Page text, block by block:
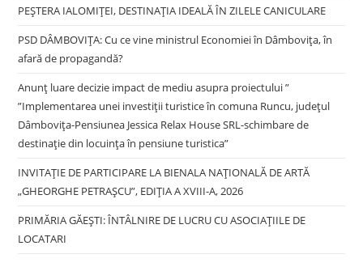
PEȘTERA IALOMIȚEI, DESTINAȚIA IDEALĂ ÎN ZILELE CANICULARE
PSD DÂMBOVIȚA: Cu ce vine ministrul Economiei în Dâmbovița, în
afară de propagandă?
Anunț luare decizie impact de mediu asupra proiectului ”
”Implementarea unei investiții turistice în comuna Runcu, județul
Dâmbovița-Pensiunea Jessica Relax House SRL-schimbare de
destinație din locuința în pensiune turistica”
INVITAȚIE DE PARTICIPARE LA BIENALA NAȚIONALĂ DE ARTĂ
„GHEORGHE PETRAȘCU”, EDIŢIA A XVIII-A, 2026
PRIMĂRIA GĂEȘTI: ÎNTÂLNIRE DE LUCRU CU ASOCIAȚIILE DE
LOCATARI